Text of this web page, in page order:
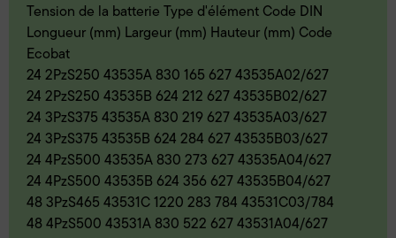
Tension de la batterie Type d'élément Code DIN
Longueur (mm) Largeur (mm) Hauteur (mm) Code
Ecobat
24 2PzS250 43535A 830 165 627 43535A02/627
24 2PzS250 43535B 624 212 627 43535B02/627
24 3PzS375 43535A 830 219 627 43535A03/627
24 3PzS375 43535B 624 284 627 43535B03/627
24 4PzS500 43535A 830 273 627 43535A04/627
24 4PzS500 43535B 624 356 627 43535B04/627
48 3PzS465 43531C 1220 283 784 43531C03/784
48 4PzS500 43531A 830 522 627 43531A04/627